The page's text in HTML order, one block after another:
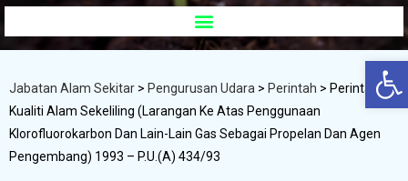
Jabatan Alam Sekitar > Pengurusan Udara > Perintah > Perintah
Kualiti Alam Sekeliling (Larangan Ke Atas Penggunaan
Klorofluorokarbon Dan Lain-Lain Gas Sebagai Propelan Dan Agen
Pengembang) 1993 – P.U.(A) 434/93